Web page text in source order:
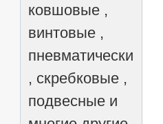
ковшовые ,
винтовые ,
пневматические
, скребковые ,
подвесные и